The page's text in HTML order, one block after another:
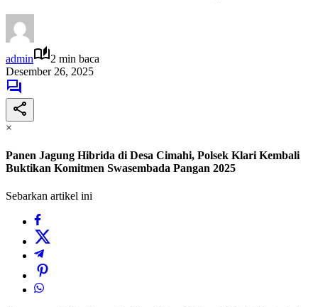
admin
2 min baca
Desember 26, 2025
×
Panen Jagung Hibrida di Desa Cimahi, Polsek Klari Kembali
Buktikan Komitmen Swasembada Pangan 2025
Sebarkan artikel ini